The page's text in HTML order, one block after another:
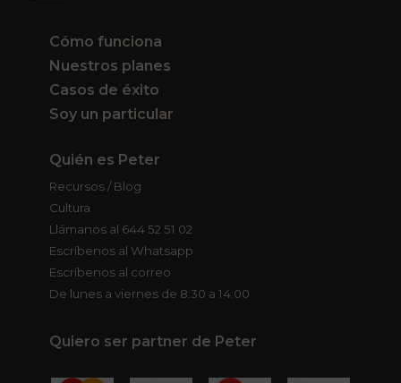
Cómo funciona
Nuestros planes
Casos de éxito
Soy un particular
Quién es Peter
Recursos / Blog
Cultura
Llámanos al 644 52 51 02
Escríbenos al Whatsapp
Escríbenos al correo
De lunes a viernes de 8:30 a 14:00
Quiero ser partner de Peter